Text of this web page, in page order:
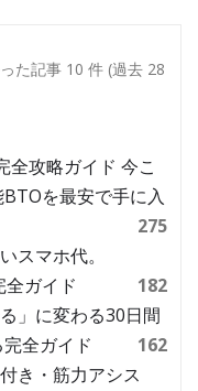
た記事 10 件 (過去 28
全攻略ガイド 今こ
を最安で手に入
275
スマホ代。
ガイド
182
」に変わる30日間
全ガイド
162
き・筋力アシス